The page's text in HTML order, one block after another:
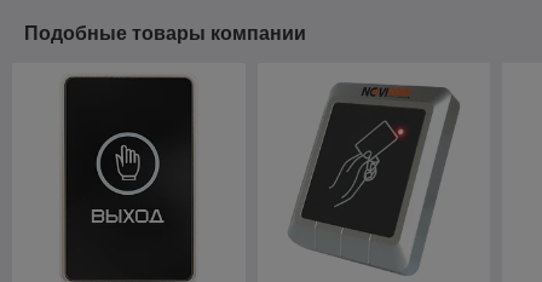
Подобные товары компании